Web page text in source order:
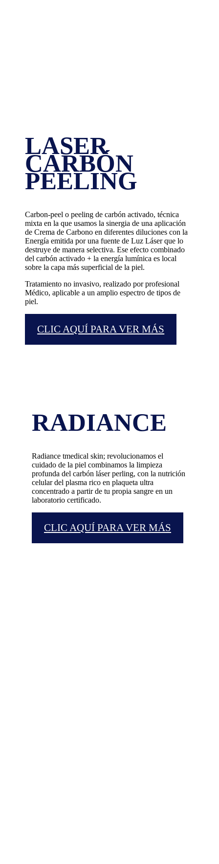
LASER
CARBÓN
PEELING
Carbon-peel o peeling de carbón activado, técnica
mixta en la que usamos la sinergia de una aplicación
de Crema de Carbono en diferentes diluciones con la
Energía emitida por una fuente de Luz Láser que lo
destruye de manera selectiva. Ese efecto combinado
del carbón activado + la energía lumínica es local
sobre la capa más superficial de la piel.
Tratamiento no invasivo, realizado por profesional
Médico, aplicable a un amplio espectro de tipos de
piel.
CLIC AQUÍ PARA VER MÁS
RADIANCE
Radiance tmedical skin; revolucionamos el
cuidado de la piel combinamos la limpieza
profunda del carbón láser perling, con la nutrición
celular del plasma rico en plaqueta ultra
concentrado a partir de tu propia sangre en un
laboratorio certificado.
CLIC AQUÍ PARA VER MÁS